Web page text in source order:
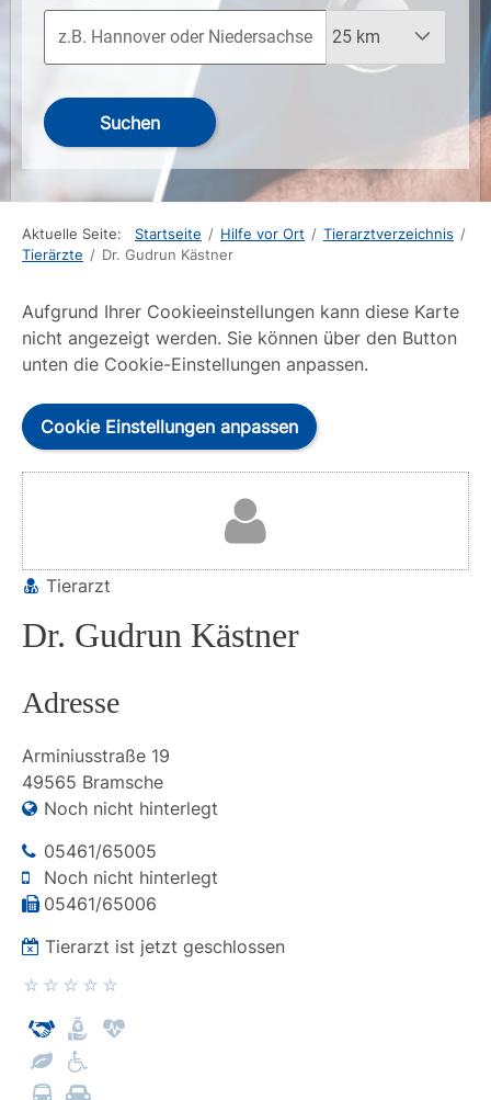
Suchen
Aktuelle Seite: Startseite / Hilfe vor Ort / Tierarztverzeichnis /
Tierärzte / Dr. Gudrun Kästner
Aufgrund Ihrer Cookieeinstellungen kann diese Karte
nicht angezeigt werden. Sie können über den Button
unten die Cookie-Einstellungen anpassen.
Cookie Einstellungen anpassen
Tierarzt
Dr. Gudrun Kästner
Adresse
Arminiusstraße 19
49565 Bramsche
Noch nicht hinterlegt
05461/65005
Noch nicht hinterlegt
05461/65006
Tierarzt ist jetzt geschlossen